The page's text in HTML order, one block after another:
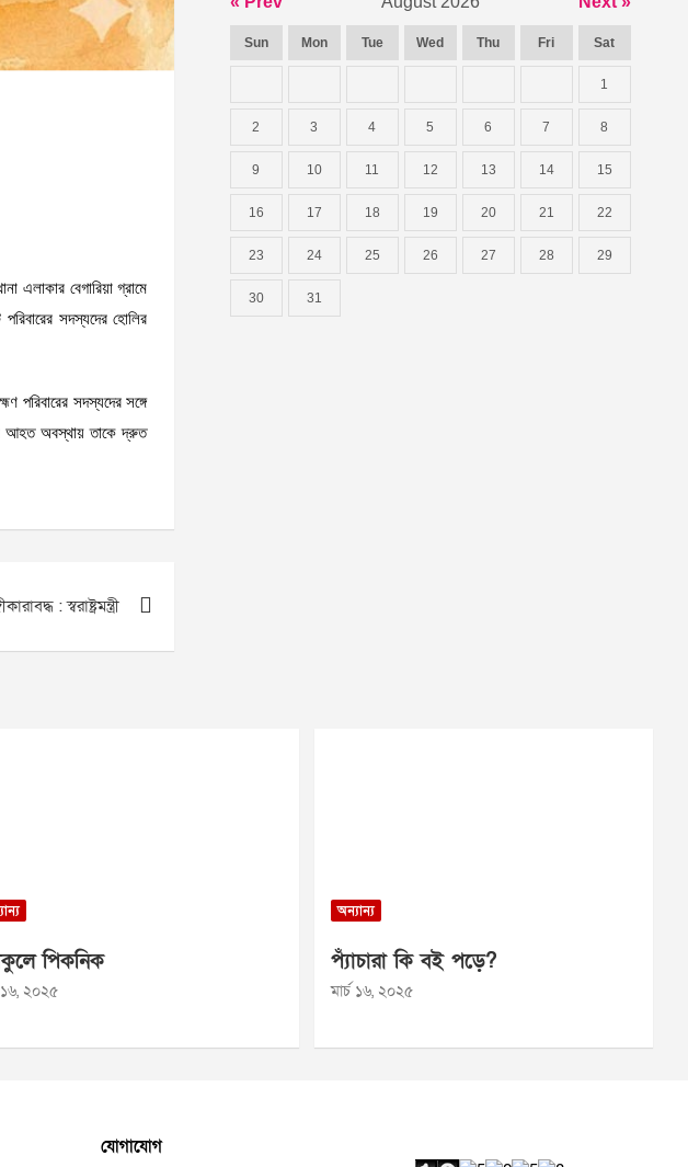
এলাকার বেগারিয়া গ্রামে
সদস্যদের হোলির
পরিবারের সদস্যদের সঙ্গে
আহত অবস্থায় তাকে দ্রুত
: স্বরাষ্ট্রমন্ত্রী
Sun Mon Tue Wed Thu Fri Sat
1
2 3 4 5 6 7 8
9 10 11 12 13 14 15
16 17 18 19 20 21 22
23 24 25 26 27 28 29
30 31
পিকনিক
১৬, ২০২৫
অন্যান্য
প্যাঁচারা কি বই পড়ে?
মার্চ ১৬, ২০২৫
যোগাযোগ